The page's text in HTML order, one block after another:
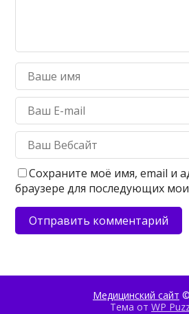
Сохраните моё имя, email и
браузере для последующих
Медицинский сайт
Тема от WP